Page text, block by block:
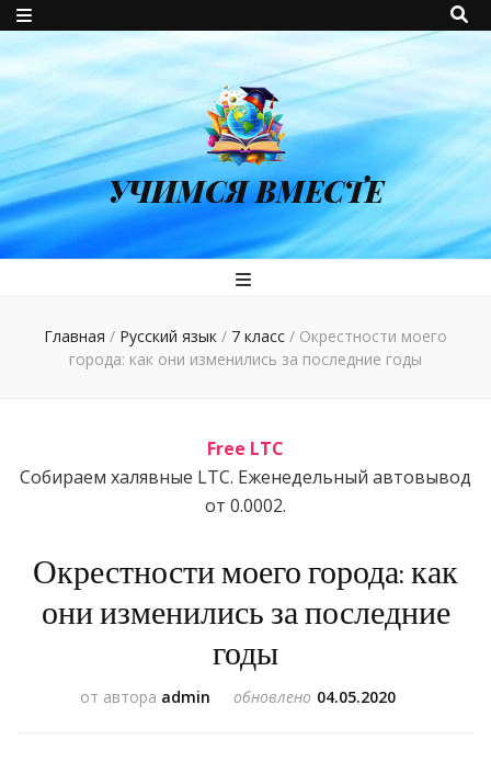
УЧИМСЯ ВМЕСТЕ
Главная / Русский язык / 7 класс / Окрестности моего
города: как они изменились за последние годы
Free LTC
Собираем халявные LTC. Еженедельный автовывод
от 0.0002.
Окрестности моего города: как
они изменились за последние
годы
от автора admin обновлено 04.05.2020